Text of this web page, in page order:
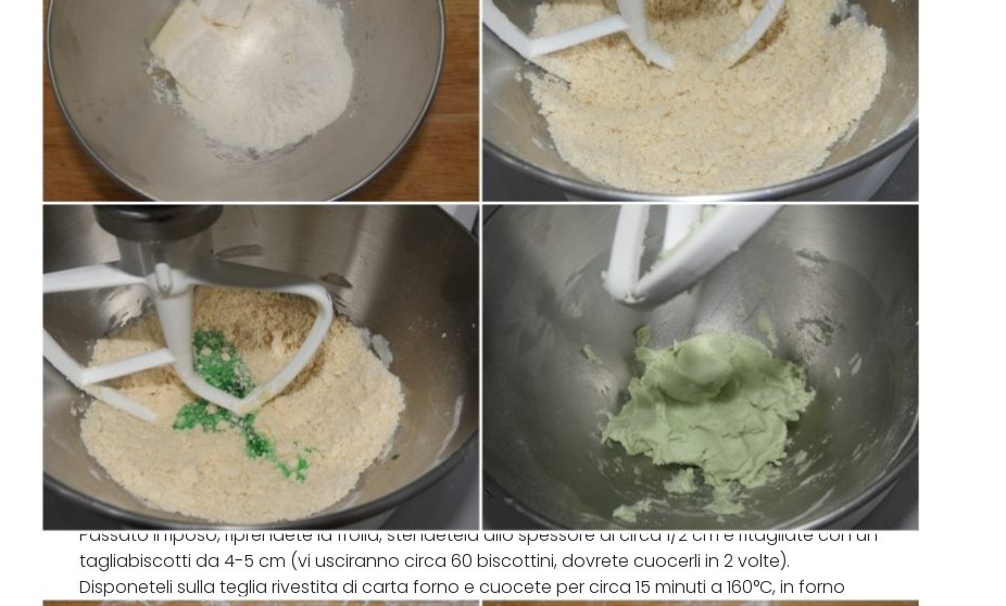
Passato il riposo, riprendete la frolla, stendetela allo spessore di circa 1/2 cm e ritagliate con un
tagliabiscotti da 4-5 cm (vi usciranno circa 60 biscottini, dovrete cuocerli in 2 volte).
Disponeteli sulla teglia rivestita di carta forno e cuocete per circa 15 minuti a 160°C, in forno